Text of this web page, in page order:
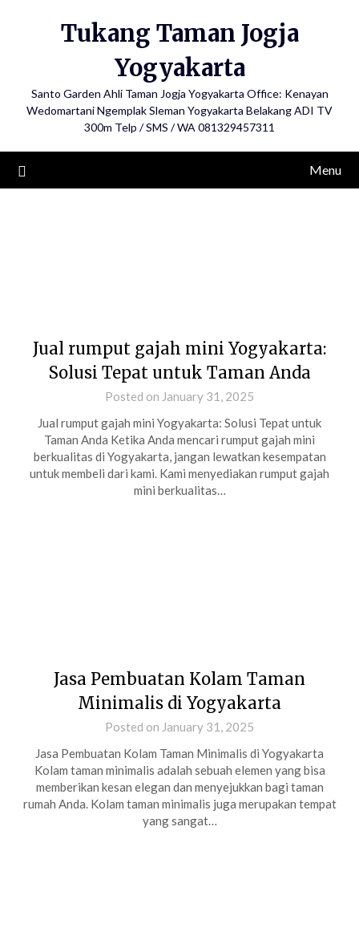
Tukang Taman Jogja
Yogyakarta
Santo Garden Ahli Taman Jogja Yogyakarta Office: Kenayan
Wedomartani Ngemplak Sleman Yogyakarta Belakang ADI TV
300m Telp / SMS / WA 081329457311
Menu
Jual rumput gajah mini Yogyakarta:
Solusi Tepat untuk Taman Anda
Posted on January 31, 2025
Jual rumput gajah mini Yogyakarta: Solusi Tepat untuk
Taman Anda Ketika Anda mencari rumput gajah mini
berkualitas di Yogyakarta, jangan lewatkan kesempatan
untuk membeli dari kami. Kami menyediakan rumput gajah
mini berkualitas…
Jasa Pembuatan Kolam Taman
Minimalis di Yogyakarta
Posted on January 31, 2025
Jasa Pembuatan Kolam Taman Minimalis di Yogyakarta
Kolam taman minimalis adalah sebuah elemen yang bisa
memberikan kesan elegan dan menyejukkan bagi taman
rumah Anda. Kolam taman minimalis juga merupakan tempat
yang sangat…